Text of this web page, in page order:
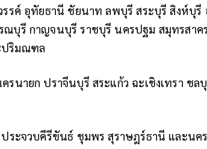
รรค์ อุทัยธานี ชัยนาท ลพบุรี สระบุรี สิงห์บุรี
ณบุรี กาญจนบุรี ราชบุรี นครปฐม สมุทรสาค
ปริมณฑล
รนายก ปราจีนบุรี สระแก้ว ฉะเชิงเทรา ชล
ระจวบคีรีขันธ์ ชุมพร สุราษฎร์ธานี และนค